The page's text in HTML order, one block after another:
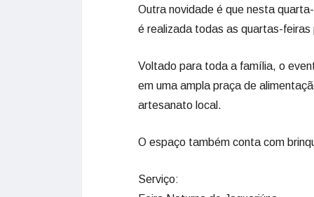
Outra novidade é que nesta
é realizada todas as quartas-feiras
Voltado para toda a família, o
em uma ampla praça de
artesanato local.
O espaço também conta com
Serviço: